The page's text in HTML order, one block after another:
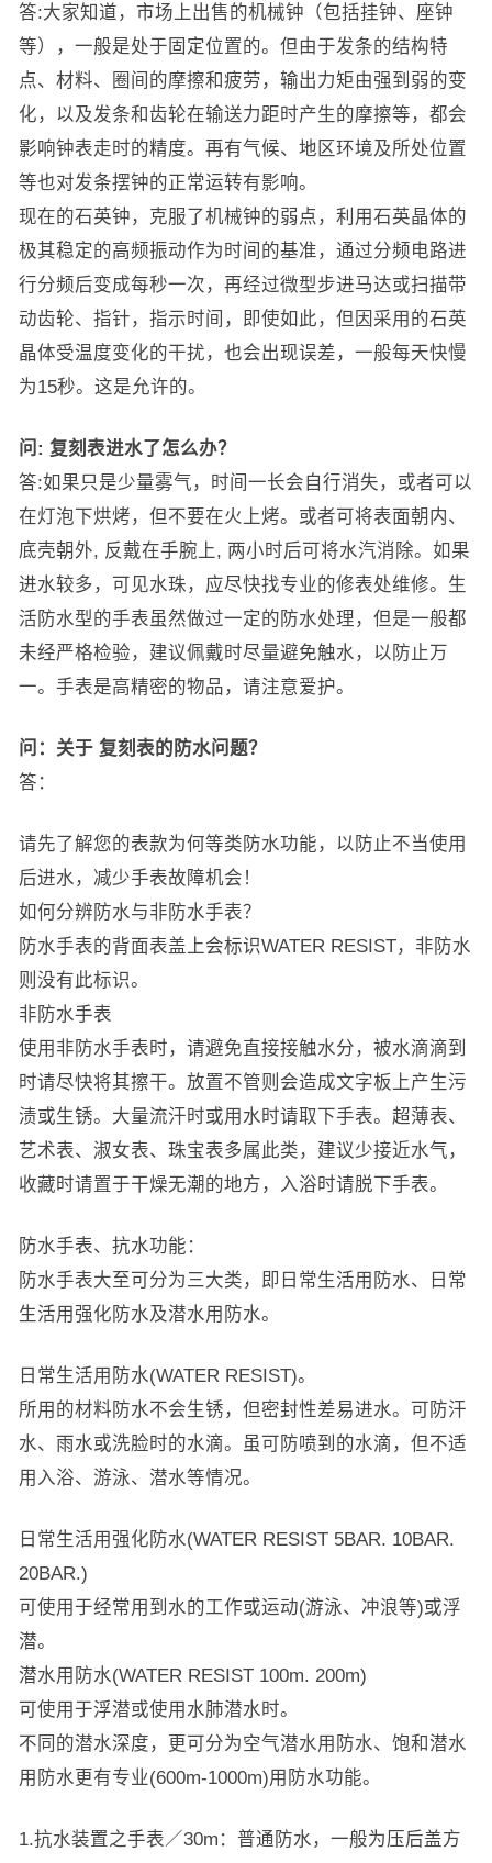
答:大家知道，市场上出售的机械钟（包括挂钟、座钟
等），一般是处于固定位置的。但由于发条的结构特
点、材料、圈间的摩擦和疲劳，输出力矩由强到弱的变
化，以及发条和齿轮在输送力距时产生的摩擦等，都会
影响钟表走时的精度。再有气候、地区环境及所处位置
等也对发条摆钟的正常运转有影响。
现在的石英钟，克服了机械钟的弱点，利用石英晶体的
极其稳定的高频振动作为时间的基准，通过分频电路进
行分频后变成每秒一次，再经过微型步进马达或扫描带
动齿轮、指针，指示时间，即使如此，但因采用的石英
晶体受温度变化的干扰，也会出现误差，一般每天快慢
为15秒。这是允许的。
问: 复刻表进水了怎么办？
答:如果只是少量雾气，时间一长会自行消失，或者可以
在灯泡下烘烤，但不要在火上烤。或者可将表面朝内、
底壳朝外, 反戴在手腕上, 两小时后可将水汽消除。如果
进水较多，可见水珠，应尽快找专业的修表处维修。生
活防水型的手表虽然做过一定的防水处理，但是一般都
未经严格检验，建议佩戴时尽量避免触水，以防止万
一。手表是高精密的物品，请注意爱护。
问：关于 复刻表的防水问题？
答：
请先了解您的表款为何等类防水功能，以防止不当使用
后进水，减少手表故障机会！
如何分辨防水与非防水手表？
防水手表的背面表盖上会标识WATER RESIST，非防水
则没有此标识。
非防水手表
使用非防水手表时，请避免直接接触水分，被水滴滴到
时请尽快将其擦干。放置不管则会造成文字板上产生污
渍或生锈。大量流汗时或用水时请取下手表。超薄表、
艺术表、淑女表、珠宝表多属此类，建议少接近水气，
收藏时请置于干燥无潮的地方，入浴时请脱下手表。
防水手表、抗水功能：
防水手表大至可分为三大类，即日常生活用防水、日常
生活用强化防水及潜水用防水。
日常生活用防水(WATER RESIST)。
所用的材料防水不会生锈，但密封性差易进水。可防汗
水、雨水或洗脸时的水滴。虽可防喷到的水滴，但不适
用入浴、游泳、潜水等情况。
日常生活用强化防水(WATER RESIST 5BAR. 10BAR.
20BAR.)
可使用于经常用到水的工作或运动(游泳、冲浪等)或浮
潜。
潜水用防水(WATER RESIST 100m. 200m)
可使用于浮潜或使用水肺潜水时。
不同的潜水深度，更可分为空气潜水用防水、饱和潜水
用防水更有专业(600m-1000m)用防水功能。
1.抗水装置之手表／30m：普通防水，一般为压后盖方